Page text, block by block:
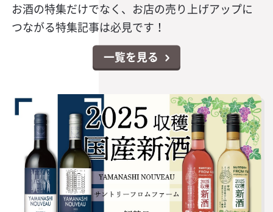
お酒の特集だけでなく、お店の売り上げアップに
つながる特集記事は必見です！
一覧を見る